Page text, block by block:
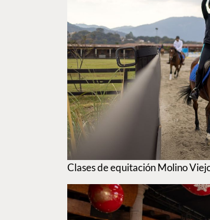
Clases de equitación Molino